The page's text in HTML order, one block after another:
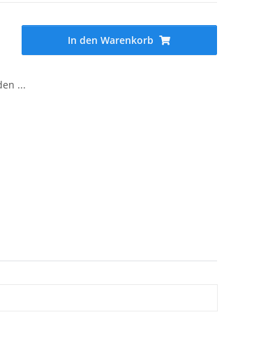
In den Warenkorb
...